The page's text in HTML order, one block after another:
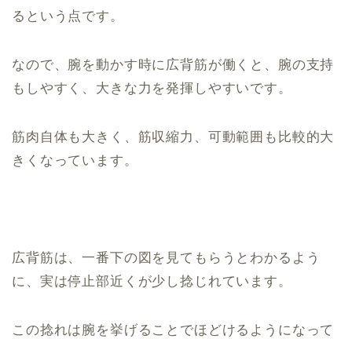
るという点です。
なので、腕を動かす時に広背筋が働くと、腕の支持
もしやすく、大きな力を発揮しやすいです。
筋肉自体も大きく、筋収縮力、可動範囲も比較的大
きくなっています。
広背筋は、一番下の図を見てもらうとわかるよう
に、実は停止部近くが少し捻じれています。
この捻れは腕を挙げることでほどけるようになって